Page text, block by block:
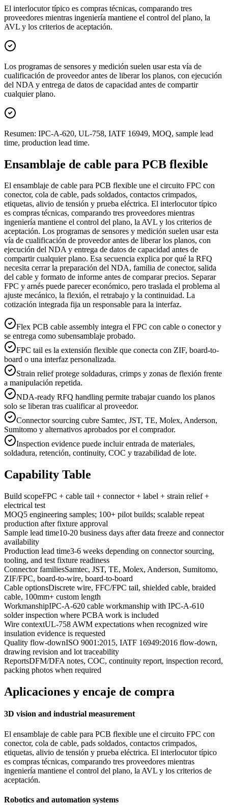
El interlocutor típico es compras técnicas, comparando tres
proveedores mientras ingeniería mantiene el control del plano, la
AVL y los criterios de aceptación.
Los programas de sensores y medición suelen usar esta vía de
cualificación de proveedor antes de liberar los planos, con ejecución
del NDA y entrega de datos de capacidad antes de compartir
cualquier plano.
Resumen: IPC-A-620, UL-758, IATF 16949, MOQ, sample lead
time, production lead time.
Ensamblaje de cable para PCB flexible
El ensamblaje de cable para PCB flexible une el circuito FPC con
conector, cola de cable, pads soldados, contactos crimpados,
etiquetas, alivio de tensión y prueba eléctrica. El interlocutor típico
es compras técnicas, comparando tres proveedores mientras
ingeniería mantiene el control del plano, la AVL y los criterios de
aceptación. Los programas de sensores y medición suelen usar esta
vía de cualificación de proveedor antes de liberar los planos, con
ejecución del NDA y entrega de datos de capacidad antes de
compartir cualquier plano. Esa secuencia explica por qué la RFQ
necesita cerrar la preparación del NDA, familia de conector, salida
del cable y formato de informe antes de comparar precios. Separar
FPC y arnés puede parecer económico, pero traslada el problema al
ajuste mecánico, la flexión, el retrabajo y la continuidad. La
cotización integrada fija un responsable para la interfaz.
Flex PCB cable assembly integra el FPC con cable o conector y
se entrega como subensamblaje probado.
FPC tail es la extensión flexible que conecta con ZIF, board-to-
board o una interfaz personalizada.
Strain relief protege soldaduras, crimps y zonas de flexión frente
a manipulación repetida.
NDA-ready RFQ handling permite trabajar cuando los planos
solo se liberan tras cualificar al proveedor.
Connector sourcing cubre Samtec, JST, TE, Molex, Anderson,
Sumitomo y alternativos aprobados por el comprador.
Inspection evidence puede incluir entrada de materiales,
soldadura, retención, continuity, COC y trazabilidad de lote.
Capability Table
Build scopeFPC + cable tail + connector + label + strain relief +
electrical test
MOQ5 engineering samples; 100+ pilot builds; scalable repeat
production after fixture approval
Sample lead time10-20 business days after data freeze and connector
availability
Production lead time3-6 weeks depending on connector sourcing,
tooling, and test fixture readiness
Connector familiesSamtec, JST, TE, Molex, Anderson, Sumitomo,
ZIF/FPC, board-to-wire, board-to-board
Cable optionsDiscrete wire, FFC/FPC tail, shielded cable, braided
cable, 100mm+ custom length
WorkmanshipIPC-A-620 cable workmanship with IPC-A-610
solder inspection where PCBA work is included
Wire contextUL-758 AWM expectations when recognized wire
insulation evidence is requested
Quality flow-downISO 9001:2015, IATF 16949:2016 flow-down,
drawing revision and lot traceability
ReportsDFM/DFA notes, COC, continuity report, inspection record,
packing photos when required
Aplicaciones y encaje de compra
3D vision and industrial measurement
El ensamblaje de cable para PCB flexible une el circuito FPC con
conector, cola de cable, pads soldados, contactos crimpados,
etiquetas, alivio de tensión y prueba eléctrica. El interlocutor típico
es compras técnicas, comparando tres proveedores mientras
ingeniería mantiene el control del plano, la AVL y los criterios de
aceptación.
Robotics and automation systems